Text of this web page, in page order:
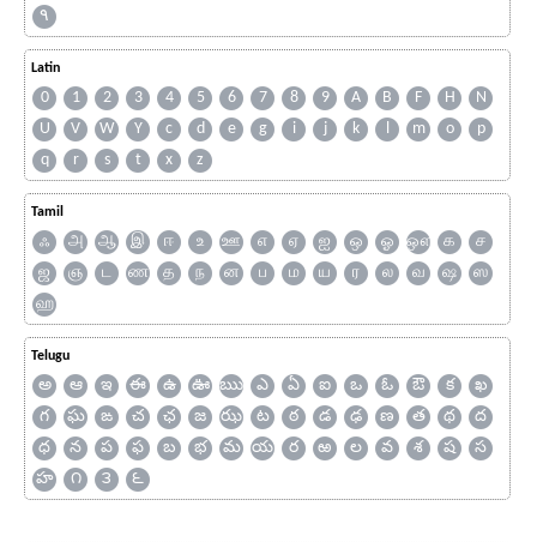
۹
Latin
0 1 2 3 4 5 6 7 8 9 A B F H
N
U
V W Y c d e g i j k l m o
p
q
r s t x z
Tamil
ஃ அ ஆ இ ஈ உ ஊ எ ஏ ஐ ஒ ஓ ஔ க
ச
ஜ
ஞ ட ண த ந ன ப ம ய ர ல வ ஷ
ஸ
ஹ
Telugu
అ ఆ ఇ ఈ ఉ ఊ ఋ ఎ ఏ ఐ ఒ ఓ ఔ క
ఖ
గ
ఘ ఙ చ ఛ జ ఝ ట ఠ డ ఢ ణ త థ
ద
ధ
న ప ఫ బ భ మ య ర ఱ ల వ శ ష
స
హ
౧ ౩ ౬